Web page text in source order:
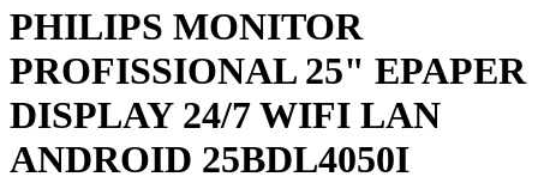
PHILIPS MONITOR
PROFISSIONAL 25" EPAPER
DISPLAY 24/7 WIFI LAN
ANDROID 25BDL4050I